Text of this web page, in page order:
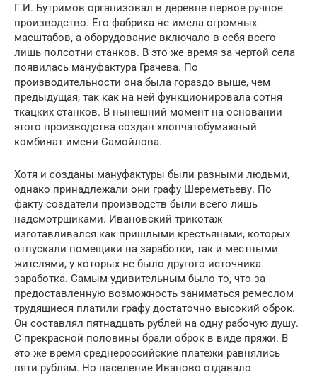
Г.И. Бутримов организовал в деревне первое ручное
производство. Его фабрика не имела огромных
масштабов, а оборудование включало в себя всего
лишь полсотни станков. В это же время за чертой села
появилась мануфактура Грачева. По
производительности она была гораздо выше, чем
предыдущая, так как на ней функционировала сотня
ткацких станков. В нынешний момент на основании
этого производства создан хлопчатобумажный
комбинат имени Самойлова.
Хотя и созданы мануфактуры были разными людьми,
однако принадлежали они графу Шереметьеву. По
факту создатели производств были всего лишь
надсмотрщиками. Ивановский трикотаж
изготавливался как пришлыми крестьянами, которых
отпускали помещики на заработки, так и местными
жителями, у которых не было другого источника
заработка. Самым удивительным было то, что за
предоставленную возможность заниматься ремеслом
трудящиеся платили графу достаточно высокий оброк.
Он составлял пятнадцать рублей на одну рабочую душу.
С прекрасной половины брали оброк в виде пряжи. В
это же время среднероссийские платежи равнялись
пяти рублям. Но население Иваново отдавало